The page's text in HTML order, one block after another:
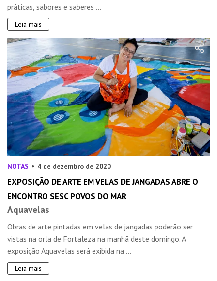
práticas, sabores e saberes ...
Leia mais
NOTAS 4 de dezembro de 2020
EXPOSIÇÃO DE ARTE EM VELAS DE JANGADAS ABRE O
ENCONTRO SESC POVOS DO MAR
Aquavelas
Obras de arte pintadas em velas de jangadas poderão ser
vistas na orla de Fortaleza na manhã deste domingo. A
exposição Aquavelas será exibida na ...
Leia mais